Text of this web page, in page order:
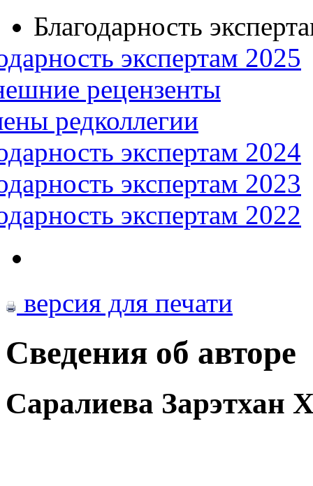
Благодарность
экспертам 2025
рецензенты
редколлегии
экспертам 2024
экспертам 2023
экспертам 2022
версия для печати
Сведения об авторе
Саралиева Зарэтхан